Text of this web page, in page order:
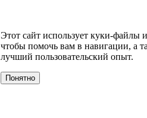
Этот сайт использует куки-файлы
чтобы помочь вам в навигации, а
лучший пользовательский опыт.
Понятно